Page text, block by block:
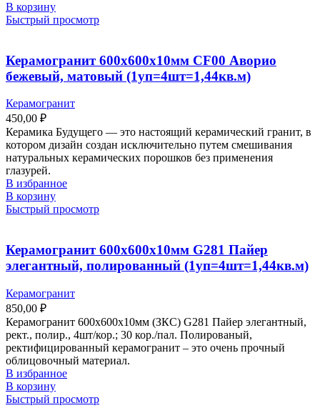
В корзину
Быстрый просмотр
Керамогранит 600х600х10мм CF00 Аворио
бежевый, матовый (1уп=4шт=1,44кв.м)
Керамогранит
450,00 ₽
Керамика Будущего — это настоящий керамический гранит, в
котором дизайн создан исключительно путем смешивания
натуральных керамических порошков без применения
глазурей.
В избранное
В корзину
Быстрый просмотр
Керамогранит 600х600х10мм G281 Пайер
элегантный, полированный (1уп=4шт=1,44кв.м)
Керамогранит
850,00 ₽
Керамогранит 600х600х10мм (ЗКС) G281 Пайер элегантный,
рект., полир., 4шт/кор.; 30 кор./пал. Полированый,
ректифицированный керамогранит – это очень прочный
облицовочный материал.
В избранное
В корзину
Быстрый просмотр